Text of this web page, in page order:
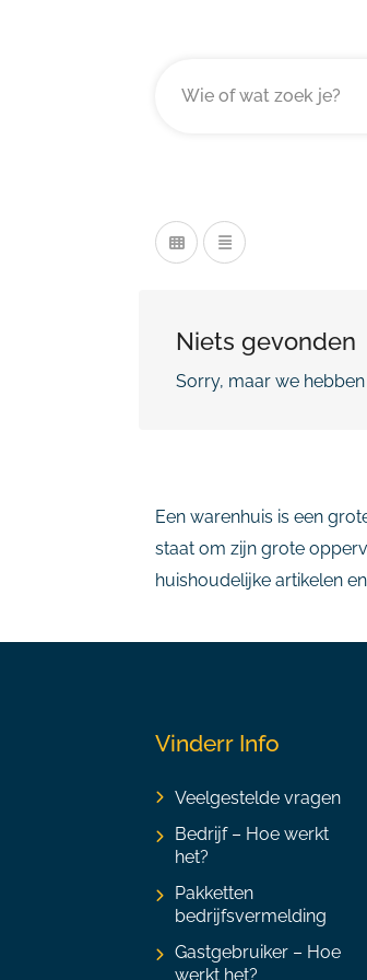
Niets gevonden
Sorry, maar we
Een warenhuis is een
staat om zijn grote
huishoudelijke artikelen
Vinderr Info
Veelgestelde vragen
Bedrijf – Hoe werkt
het?
Pakketten
bedrijfsvermelding
Gastgebruiker – Hoe
werkt het?